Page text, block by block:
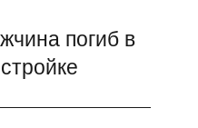
погиб в